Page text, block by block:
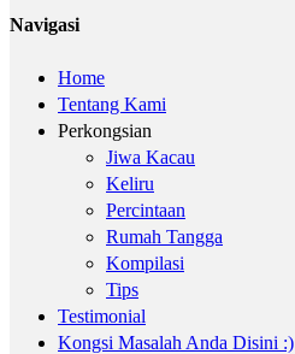
Navigasi
Home
Tentang Kami
Perkongsian
Jiwa Kacau
Keliru
Percintaan
Rumah Tangga
Kompilasi
Tips
Testimonial
Kongsi Masalah Anda Disini :)